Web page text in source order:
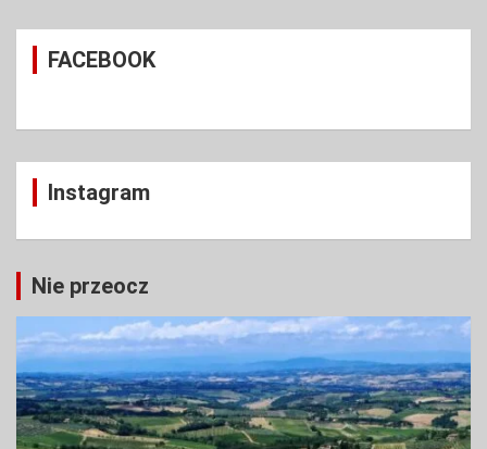
c
FACEBOOK
Instagram
Nie przeocz